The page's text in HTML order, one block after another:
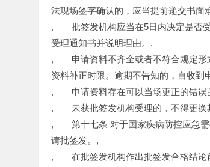
法现场签字确认的，应当提前递交书面
,　　批签发机构应当在5日内决定是否
受理通知书并说明理由。,
,　　申请资料不齐全或者不符合规定
资料补正时限。逾期不告知的，自收到
,　　申请资料存在可以当场更正的错
,　　未获批签发机构受理的，不得更
,　　第十七条 对于国家疾病防控应急
请批签发。,
,　　在批签发机构作出批签发合格结